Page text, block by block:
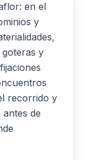
en el
y
y
recorrido y
de